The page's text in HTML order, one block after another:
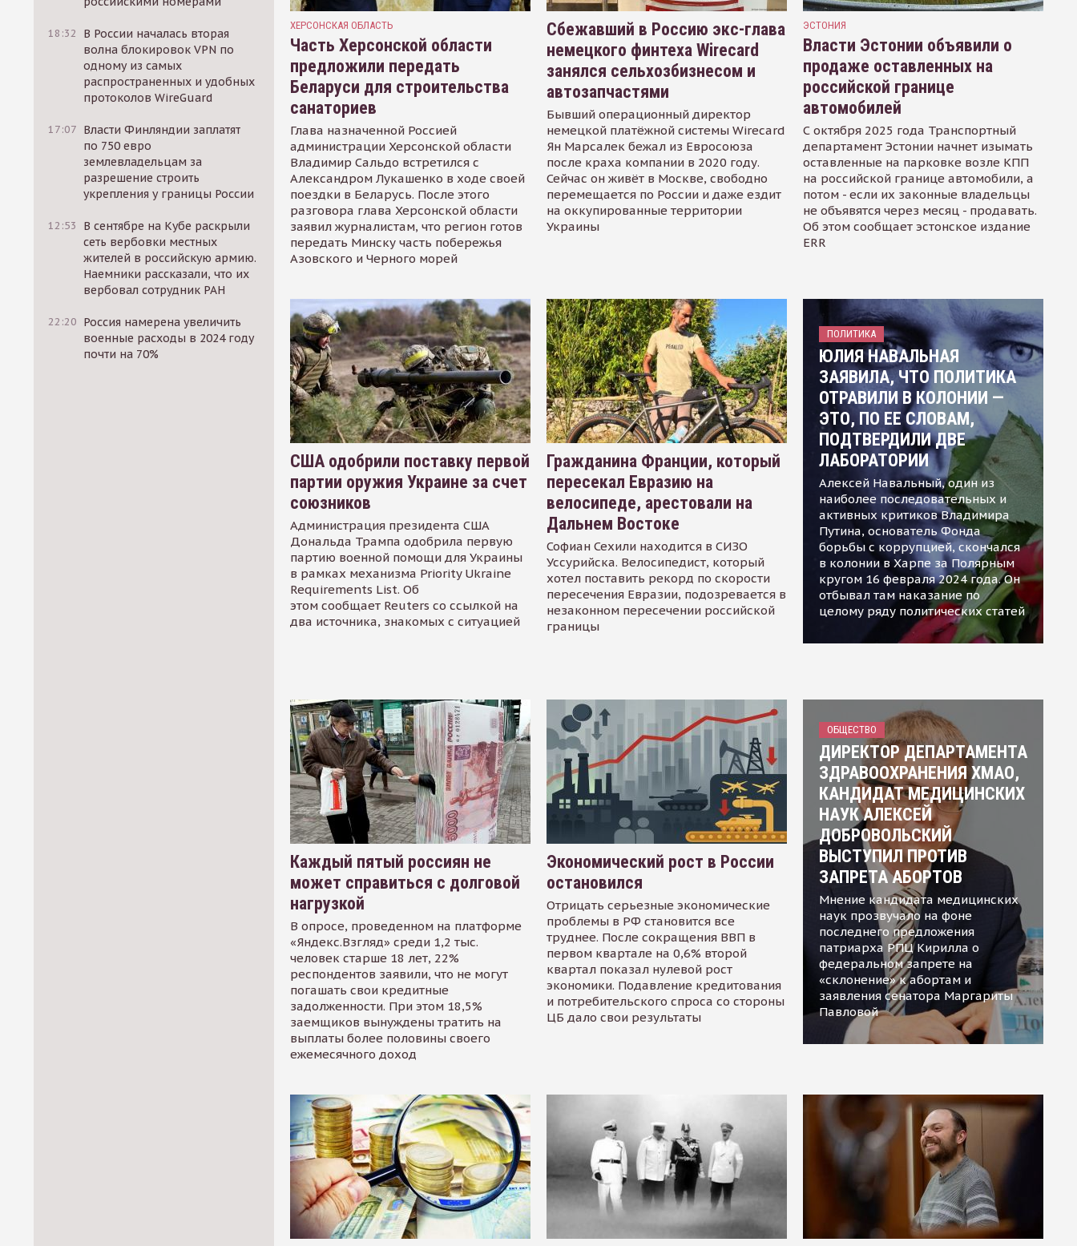
18:32
В России началась вторая
волна блокировок VPN по
одному из самых
распространенных и удобных
протоколов WireGuard
17:07 Власти Финляндии заплатят
по 750 евро
землевладельцам за
разрешение строить
укрепления у границы России
12:53
В сентябре на Кубе раскрыли
сеть вербовки местных
жителей в российскую армию.
Наемники рассказали, что их
вербовал сотрудник РАН
22:20 Россия намерена увеличить
военные расходы в 2024 году
почти на 70%
ХЕРСОНСКАЯ ОБЛАСТЬ
Часть Херсонской области
предложили передать
Беларуси для строительства
санаториев
Глава назначенной Россией
администрации Херсонской области
Владимир Сальдо встретился с
Александром Лукашенко в ходе своей
поездки в Беларусь. После этого
разговора глава Херсонской области
заявил журналистам, что регион готов
передать Минску часть побережья
Азовского и Черного морей
Сбежавший в Россию экс-глава
немецкого финтеха Wirecard
занялся сельхозбизнесом и
автозапчастями
Бывший операционный директор
немецкой платёжной системы Wirecard
Ян Марсалек бежал из Евросоюза
после краха компании в 2020 году.
Сейчас он живёт в Москве, свободно
перемещается по России и даже ездит
на оккупированные территории
Украины
ЭСТОНИЯ
Власти Эстонии объявили о
продаже оставленных на
российской границе
автомобилей
С октября 2025 года Транспортный
департамент Эстонии начнет изымать
оставленные на парковке возле КПП
на российской границе автомобили, а
потом - если их законные владельцы
не объявятся через месяц - продавать.
Об этом сообщает эстонское издание
ERR
США одобрили поставку первой
партии оружия Украине за счет
союзников
Администрация президента США
Дональда Трампа одобрила первую
партию военной помощи для Украины
в рамках механизма Priority Ukraine
Requirements List. Об
этом сообщает Reuters со ссылкой на
два источника, знакомых с ситуацией
Гражданина Франции, который
пересекал Евразию на
велосипеде, арестовали на
Дальнем Востоке
Софиан Сехили находится в СИЗО
Уссурийска. Велосипедист, который
хотел поставить рекорд по скорости
пересечения Евразии, подозревается в
незаконном пересечении российской
границы
ПОЛИТИКА
ЮЛИЯ НАВАЛЬНАЯ
ЗАЯВИЛА, ЧТО ПОЛИТИКА
ОТРАВИЛИ В КОЛОНИИ —
ЭТО, ПО ЕЕ СЛОВАМ,
ПОДТВЕРДИЛИ ДВЕ
ЛАБОРАТОРИИ
Алексей Навальный, один из
наиболее последовательных и
активных критиков Владимира
Путина, основатель Фонда
борьбы с коррупцией, скончался
в колонии в Харпе за Полярным
кругом 16 февраля 2024 года. Он
отбывал там наказание по
целому ряду политических статей
Каждый пятый россиян не
может справиться с долговой
нагрузкой
В опросе, проведенном на платформе
«Яндекс.Взгляд» среди 1,2 тыс.
человек старше 18 лет, 22%
респондентов заявили, что не могут
погашать свои кредитные
задолженности. При этом 18,5%
заемщиков вынуждены тратить на
выплаты более половины своего
ежемесячного доход
Экономический рост в России
остановился
Отрицать серьезные экономические
проблемы в РФ становится все
труднее. После сокращения ВВП в
первом квартале на 0,6% второй
квартал показал нулевой рост
экономики. Подавление кредитования
и потребительского спроса со стороны
ЦБ дало свои результаты
ОБЩЕСТВО
ДИРЕКТОР ДЕПАРТАМЕНТА
ЗДРАВООХРАНЕНИЯ ХМАО,
КАНДИДАТ МЕДИЦИНСКИХ
НАУК АЛЕКСЕЙ
ДОБРОВОЛЬСКИЙ
ВЫСТУПИЛ ПРОТИВ
ЗАПРЕТА АБОРТОВ
Мнение кандидата медицинских
наук прозвучало на фоне
последнего предложения
патриарха РПЦ Кирилла о
федеральном запрете на
«склонение» к абортам и
заявления сенатора Маргариты
Павловой